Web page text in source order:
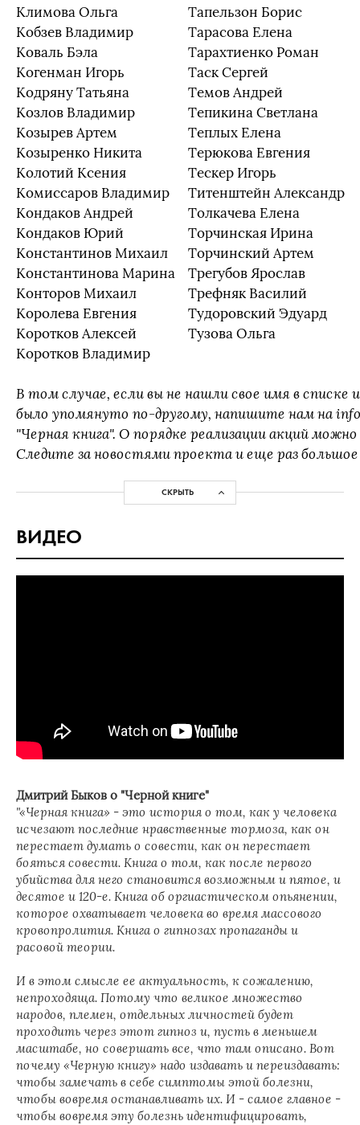
Климова Ольга
Кобзев Владимир
Коваль Бэла
Когенман Игорь
Кодряну Татьяна
Козлов Владимир
Козырев Артем
Козыренко Никита
Колотий Ксения
Комиссаров Владимир
Кондаков Андрей
Кондаков Юрий
Константинов Михаил
Константинова Марина
Конторов Михаил
Королева Евгения
Коротков Алексей
Коротков Владимир
Тапельзон Борис
Тарасова Елена
Тарахтиенко Роман
Таск Сергей
Темов Андрей
Тепикина Светлана
Теплых Елена
Терюкова Евгения
Тескер Игорь
Титенштейн Александр
Толкачева Елена
Торчинская Ирина
Торчинский Артем
Трегубов Ярослав
Трефняк Василий
Тудоровский Эдуард
Тузова Ольга
В том случае, если вы не нашли свое имя в
было упомянуто по-другому, напишите нам на
"Черная книга". О порядке реализации акций
Следите за новостями проекта и еще раз большое
СКРЫТЬ
ВИДЕО
Дмитрий Быков о "Черной книге"
"«Черная книга» - это история о том, как у человека
исчезают последние нравственные тормоза, как он
перестает думать о совести, как он перестает
бояться совести. Книга о том, как после первого
убийства для него становится возможным и пятое, и
десятое и 120-е. Книга об оргиастическом опьянении,
которое охватывает человека во время массового
кровопролития. Книга о гипнозах пропаганды и
расовой теории.
И в этом смысле ее актуальность, к сожалению,
непроходяща. Потому что великое множество
народов, племен, отдельных личностей будет
проходить через этот гипноз и, пусть в меньшем
масштабе, но совершать все, что там описано. Вот
почему «Черную книгу» надо издавать и переиздавать:
чтобы замечать в себе симптомы этой болезни,
чтобы вовремя останавливать их. И - самое главное -
чтобы вовремя эту болезнь идентифицировать,